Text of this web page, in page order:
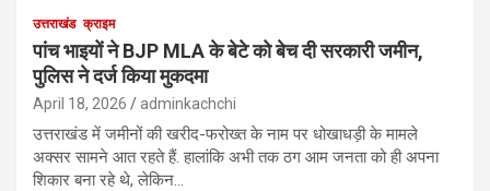
उत्तराखंड क्राइम
पांच भाइयों ने BJP MLA के बेटे को बेच दी सरकारी जमीन,
पुलिस ने दर्ज किया मुकदमा
April 18, 2026 adminkachchi
उत्तराखंड में जमीनों की खरीद-फरोख्त के नाम पर धोखाधड़ी के मामले
अक्सर सामने आत रहते हैं. हालांकि अभी तक ठग आम जनता को ही अपना
शिकार बना रहे थे, लेकिन…